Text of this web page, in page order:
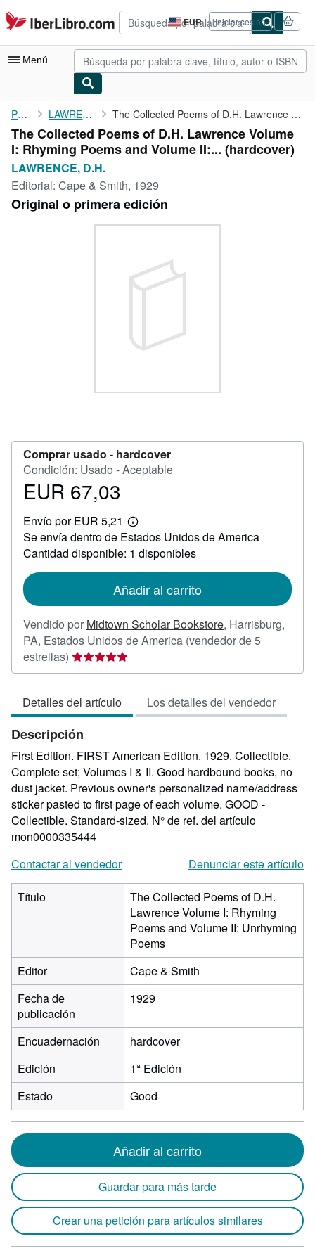
Pasar al contenido principal
IberLibro.com EUR
Preferencias
de
compra
del
Iniciar sesión
Menú
Mi cuenta
Consultar mis pedidos
Búsqueda avanzada
Colecciones
Libros antiguos
CERRAR
Portada LAWRENCE, D.H. The Collected Poems of D.H. Lawrence Volume I: Rhyming Poems and...
The Collected Poems of D.H. Lawrence Volume
I: Rhyming Poems and Volume II:... (hardcover)
LAWRENCE, D.H.
Editorial: Cape & Smith, 1929
Original o primera edición
Comprar usado - hardcover
Condición: Usado - Aceptable
Precio
67,03
EUR 67,03
Envío por EUR 5,21
Más
información
sobre
las
envío
Se envía dentro de Estados Unidos de America
Cantidad disponible: 1 disponibles
Añadir al carrito
Vendido por Midtown Scholar Bookstore, Harrisburg,
PA, Estados Unidos de America (vendedor de 5
estrellas) Calificación
del
5
de
5
estrellas
Detalles del artículo Los detalles del vendedor
Descripción
First Edition. FIRST American Edition. 1929. Collectible.
Complete set; Volumes I & II. Good hardbound books, no
dust jacket. Previous owner's personalized name/address
sticker pasted to first page of each volume. GOOD -
Collectible. Standard-sized. N° de ref. del artículo
mon0000335444
Contactar al vendedor
Denunciar este artículo
Título
The Collected Poems of D.H.
Lawrence Volume I: Rhyming
Poems and Volume II: Unrhyming
Poems
Editor
Cape & Smith
Fecha de
publicación
1929
Encuadernación
hardcover
Edición
1ª Edición
Estado
Good
Añadir al carrito
Guardar para más tarde
Crear una petición para artículos similares